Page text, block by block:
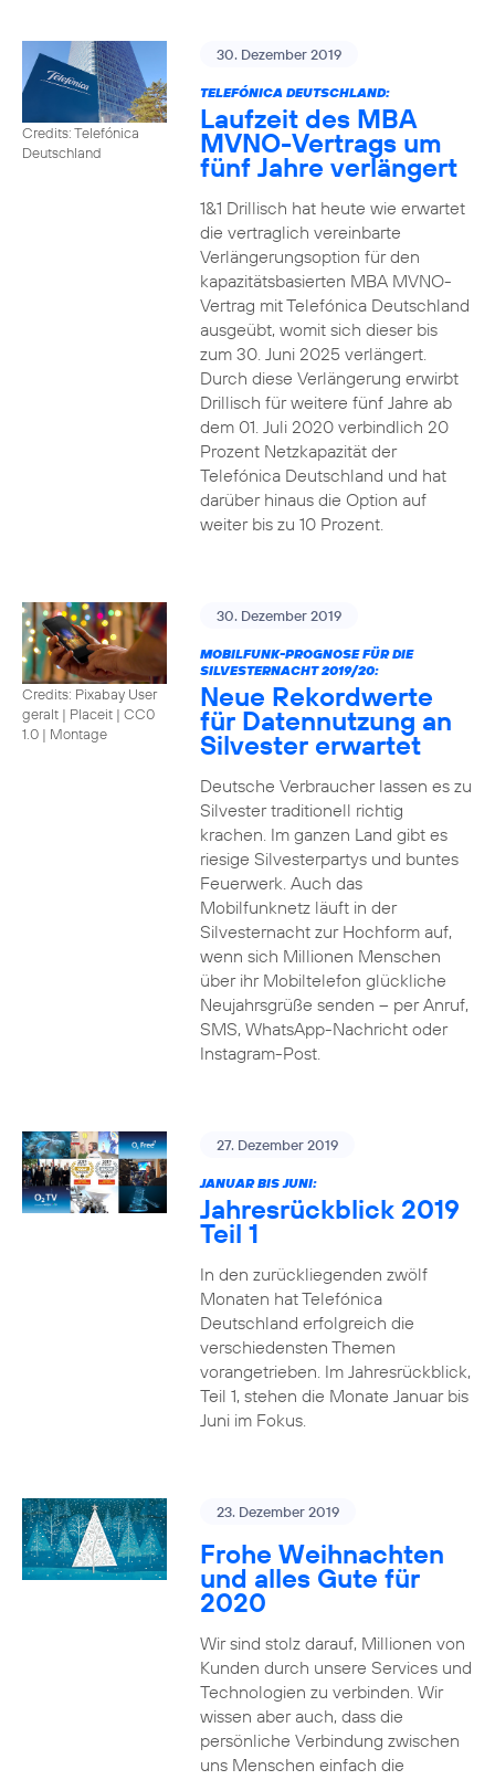
Credits: Telefónica
Deutschland
30. Dezember 2019
TELEFÓNICA DEUTSCHLAND:
Laufzeit des MBA
MVNO-Vertrags um
fünf Jahre verlängert
1&1 Drillisch hat heute wie erwartet
die vertraglich vereinbarte
Verlängerungsoption für den
kapazitätsbasierten MBA MVNO-
Vertrag mit Telefónica Deutschland
ausgeübt, womit sich dieser bis
zum 30. Juni 2025 verlängert.
Durch diese Verlängerung erwirbt
Drillisch für weitere fünf Jahre ab
dem 01. Juli 2020 verbindlich 20
Prozent Netzkapazität der
Telefónica Deutschland und hat
darüber hinaus die Option auf
weiter bis zu 10 Prozent.
Credits: Pixabay User
geralt | Placeit | CC0
1.0 | Montage
30. Dezember 2019
MOBILFUNK-PROGNOSE FÜR DIE
SILVESTERNACHT 2019/20:
Neue Rekordwerte
für Datennutzung an
Silvester erwartet
Deutsche Verbraucher lassen es zu
Silvester traditionell richtig
krachen. Im ganzen Land gibt es
riesige Silvesterpartys und buntes
Feuerwerk. Auch das
Mobilfunknetz läuft in der
Silvesternacht zur Hochform auf,
wenn sich Millionen Menschen
über ihr Mobiltelefon glückliche
Neujahrsgrüße senden – per Anruf,
SMS, WhatsApp-Nachricht oder
Instagram-Post.
27. Dezember 2019
JANUAR BIS JUNI:
Jahresrückblick 2019
Teil 1
In den zurückliegenden zwölf
Monaten hat Telefónica
Deutschland erfolgreich die
verschiedensten Themen
vorangetrieben. Im Jahresrückblick,
Teil 1, stehen die Monate Januar bis
Juni im Fokus.
23. Dezember 2019
Frohe Weihnachten
und alles Gute für
2020
Wir sind stolz darauf, Millionen von
Kunden durch unsere Services und
Technologien zu verbinden. Wir
wissen aber auch, dass die
persönliche Verbindung zwischen
uns Menschen einfach die